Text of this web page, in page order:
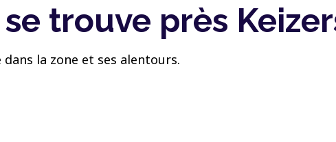
trouve près
la zone et ses alentours.